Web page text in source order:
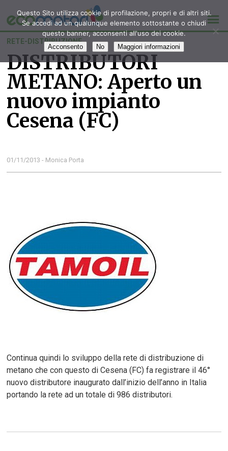
RETE-DISTRIBUZIONE
DISTRIBUTORI
METANO: Aperto un
nuovo impianto
Cesena (FC)
01/11/2013 - Monica Porta
Continua quindi lo sviluppo della rete di distribuzione di
metano che con questo di Cesena (FC) fa registrare il 46°
nuovo distributore inaugurato dall’inizio dell’anno in Italia
portando la rete ad un totale di 986 distributori.
Questo Sito utilizza cookie di profilazione, propri e di altri siti.
Se accedi ad un qualunque elemento sottostante o chiudi
questo banner, acconsenti all'uso dei cookie.
Acconsento No Maggiori informazioni